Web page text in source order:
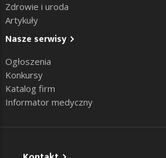
Zdrowie i uroda
Artykuły
Nasze serwisy
Ogłoszenia
Konkursy
Katalog firm
Informator medyczny